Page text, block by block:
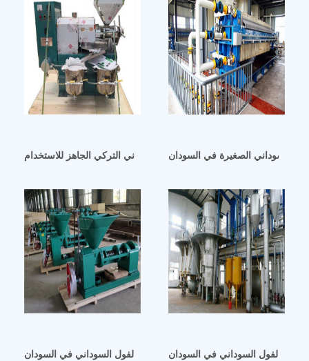
آلة زيت الطعام لمصنع زيت الفول السوداني التركي الجاهز للاستخدام
السوداني الصغيرة في السودان
عصر زيت البذور على البارد/مطحنة زيت الفول السوداني في السودان
جوز الفول السوداني في السودان